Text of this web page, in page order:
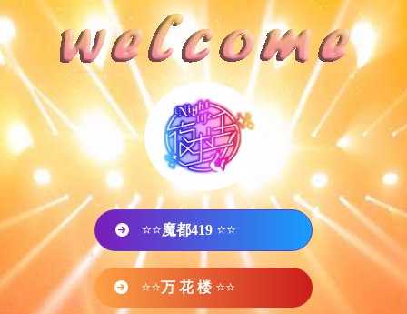
⭐⭐魔都419 ⭐⭐
⭐⭐万 花 楼 ⭐⭐